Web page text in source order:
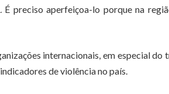
preciso aperfeiçoa-lo porque na
internacionais, em especial
de violência no país.